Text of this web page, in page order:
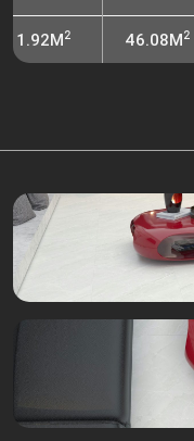
46.08M2
1.92M2